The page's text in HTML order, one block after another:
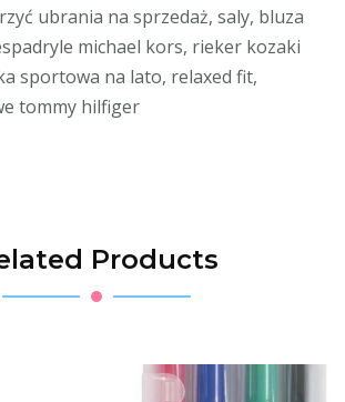
ubrania na sprzedaż, saly, bluza
michael kors, rieker kozaki
sportowa na lato, relaxed fit,
tommy hilfiger
Products